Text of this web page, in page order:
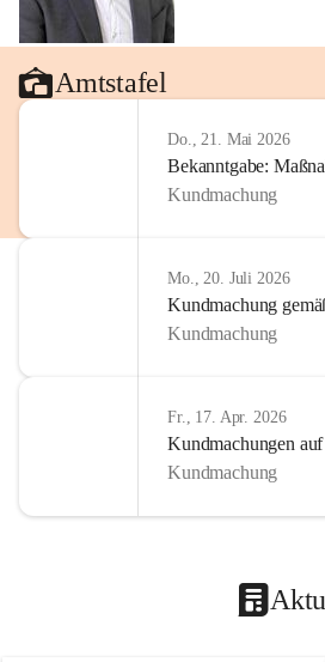
Amtstafel
Do., 21. Mai 2026
Bekanntgabe:
Kundmachung
Mo., 20. Juli 2026
Kundmachung
Kundmachung
Fr., 17. Apr. 2026
Kundmachungen
Kundmachung